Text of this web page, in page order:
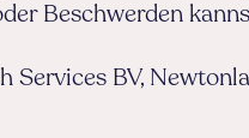
Beschwerden
Services BV,